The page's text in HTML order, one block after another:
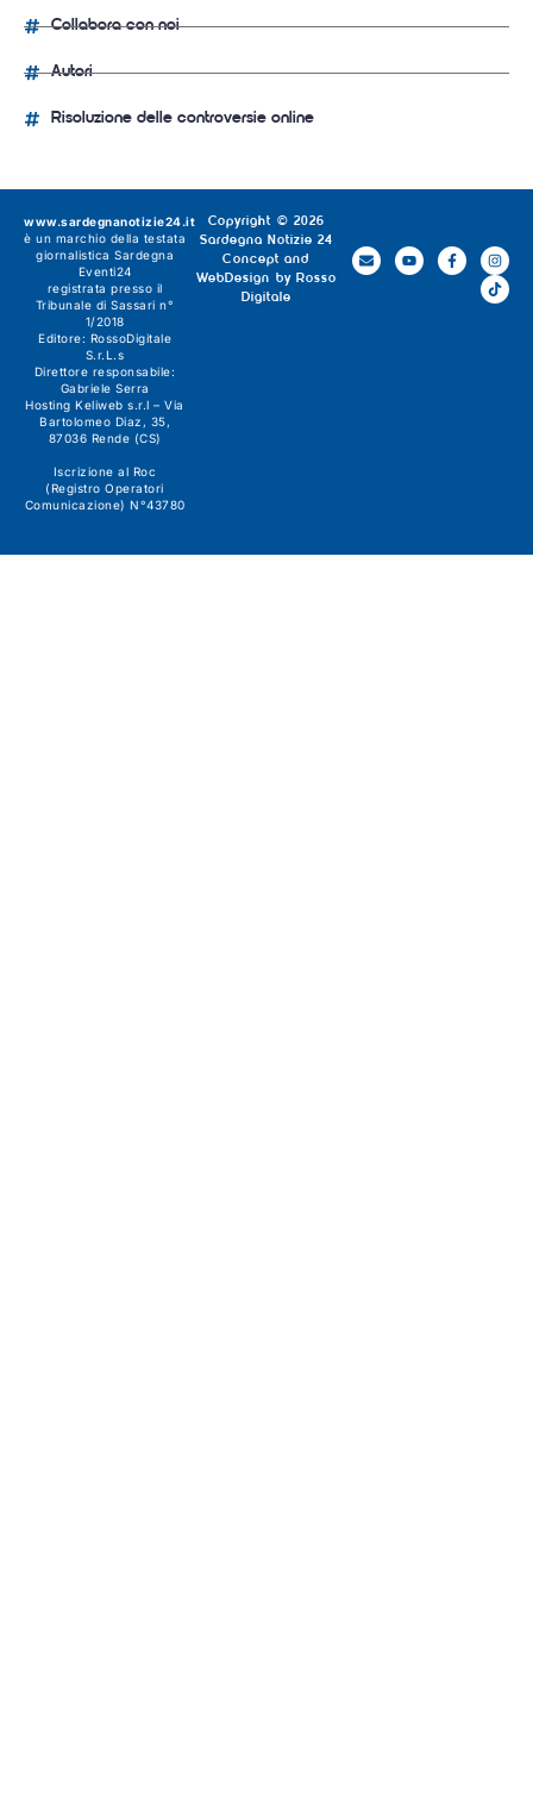
Collabora con noi
Autori
Risoluzione delle controversie online
Copyright © 2026
Sardegna Notizie 24
Concept and
WebDesign by Rosso
Digitale
www.sardegnanotizie24.it
è un marchio della testata
giornalistica Sardegna
Eventi24
registrata presso il
Tribunale di Sassari n°
1/2018
Editore: RossoDigitale
S.r.L.s
Direttore responsabile:
Gabriele Serra
Hosting Keliweb s.r.l – Via
Bartolomeo Diaz, 35,
87036 Rende (CS)
Iscrizione al Roc
(Registro Operatori
Comunicazione) N°43780